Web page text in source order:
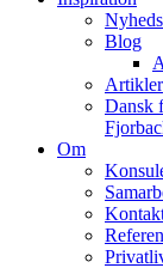
Blog
Artikler
Dansk
Om